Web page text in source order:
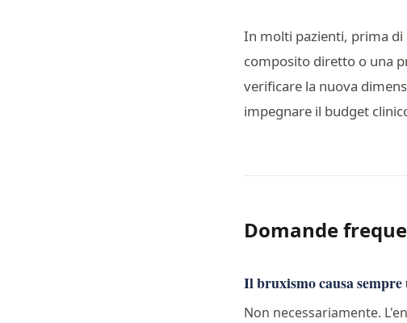
In molti pazienti, prima di
composito diretto o una
verificare la nuova
impegnare il budget
Domande
Il bruxismo causa sempre
Non necessariamente.